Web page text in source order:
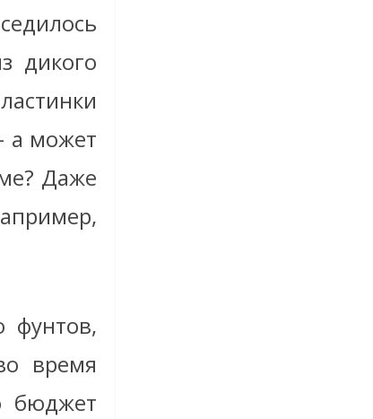
дикого
а может
Даже
фунтов,
время
бюджет